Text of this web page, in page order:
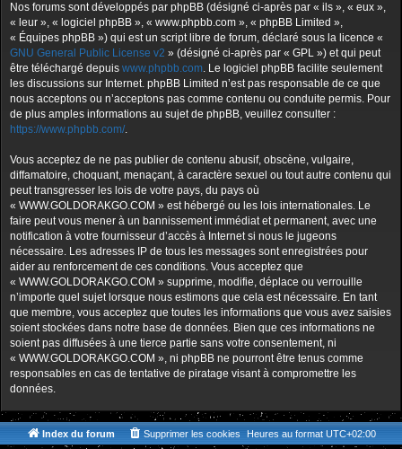
Nos forums sont développés par phpBB (désigné ci-après par « ils », « eux »,
« leur », « logiciel phpBB », « www.phpbb.com », « phpBB Limited »,
« Équipes phpBB ») qui est un script libre de forum, déclaré sous la licence «
GNU General Public License v2 » (désigné ci-après par « GPL ») et qui peut
être téléchargé depuis www.phpbb.com. Le logiciel phpBB facilite seulement
les discussions sur Internet. phpBB Limited n’est pas responsable de ce que
nous acceptons ou n’acceptons pas comme contenu ou conduite permis. Pour
de plus amples informations au sujet de phpBB, veuillez consulter :
https://www.phpbb.com/.
Vous acceptez de ne pas publier de contenu abusif, obscène, vulgaire,
diffamatoire, choquant, menaçant, à caractère sexuel ou tout autre contenu qui
peut transgresser les lois de votre pays, du pays où
« WWW.GOLDORAKGO.COM » est hébergé ou les lois internationales. Le
faire peut vous mener à un bannissement immédiat et permanent, avec une
notification à votre fournisseur d’accès à Internet si nous le jugeons
nécessaire. Les adresses IP de tous les messages sont enregistrées pour
aider au renforcement de ces conditions. Vous acceptez que
« WWW.GOLDORAKGO.COM » supprime, modifie, déplace ou verrouille
n’importe quel sujet lorsque nous estimons que cela est nécessaire. En tant
que membre, vous acceptez que toutes les informations que vous avez saisies
soient stockées dans notre base de données. Bien que ces informations ne
soient pas diffusées à une tierce partie sans votre consentement, ni
« WWW.GOLDORAKGO.COM », ni phpBB ne pourront être tenus comme
responsables en cas de tentative de piratage visant à compromettre les
données.
Index du forum Heures au format UTC+02:00
Supprimer les cookies